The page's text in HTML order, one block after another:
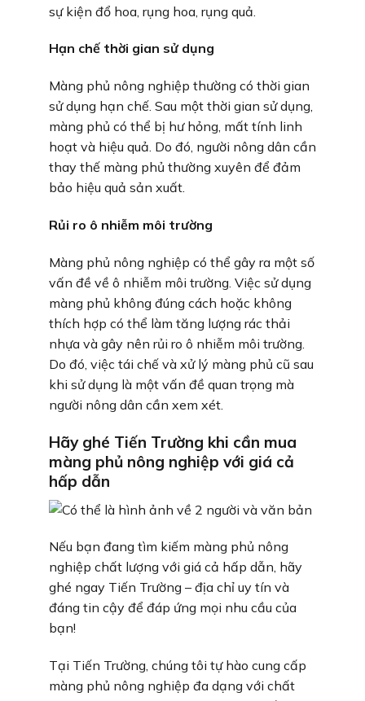
sự kiện đổ hoa, rụng hoa, rụng quả.
Hạn chế thời gian sử dụng
Màng phủ nông nghiệp thường có thời gian
sử dụng hạn chế. Sau một thời gian sử dụng,
màng phủ có thể bị hư hỏng, mất tính linh
hoạt và hiệu quả. Do đó, người nông dân cần
thay thế màng phủ thường xuyên để đảm
bảo hiệu quả sản xuất.
Rủi ro ô nhiễm môi trường
Màng phủ nông nghiệp có thể gây ra một số
vấn đề về ô nhiễm môi trường. Việc sử dụng
màng phủ không đúng cách hoặc không
thích hợp có thể làm tăng lượng rác thải
nhựa và gây nên rủi ro ô nhiễm môi trường.
Do đó, việc tái chế và xử lý màng phủ cũ sau
khi sử dụng là một vấn đề quan trọng mà
người nông dân cần xem xét.
Hãy ghé Tiến Trường khi cần mua
màng phủ nông nghiệp với giá cả
hấp dẫn
Nếu bạn đang tìm kiếm màng phủ nông
nghiệp chất lượng với giá cả hấp dẫn, hãy
ghé ngay Tiến Trường – địa chỉ uy tín và
đáng tin cậy để đáp ứng mọi nhu cầu của
bạn!
Tại Tiến Trường, chúng tôi tự hào cung cấp
màng phủ nông nghiệp đa dạng với chất